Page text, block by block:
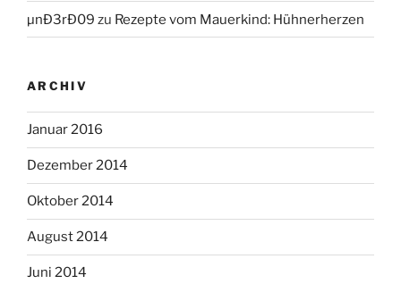
µnÐ3rÐ09 zu Rezepte vom Mauerkind: Hühnerherzen
ARCHIV
Januar 2016
Dezember 2014
Oktober 2014
August 2014
Juni 2014